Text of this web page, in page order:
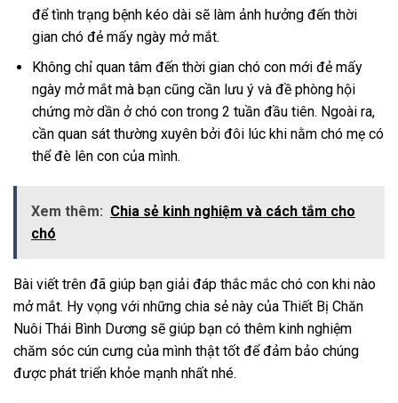
để tình trạng bệnh kéo dài sẽ làm ảnh hưởng đến thời
gian chó đẻ mấy ngày mở mắt.
Không chỉ quan tâm đến thời gian chó con mới đẻ mấy
ngày mở mắt mà bạn cũng cần lưu ý và đề phòng hội
chứng mờ dần ở chó con trong 2 tuần đầu tiên. Ngoài ra,
cần quan sát thường xuyên bởi đôi lúc khi nằm chó mẹ có
thể đè lên con của mình.
Xem thêm: Chia sẻ kinh nghiệm và cách tắm cho
chó
Bài viết trên đã giúp bạn giải đáp thắc mắc chó con khi nào
mở mắt. Hy vọng với những chia sẻ này của Thiết Bị Chăn
Nuôi Thái Bình Dương sẽ giúp bạn có thêm kinh nghiệm
chăm sóc cún cưng của mình thật tốt để đảm bảo chúng
được phát triển khỏe mạnh nhất nhé.